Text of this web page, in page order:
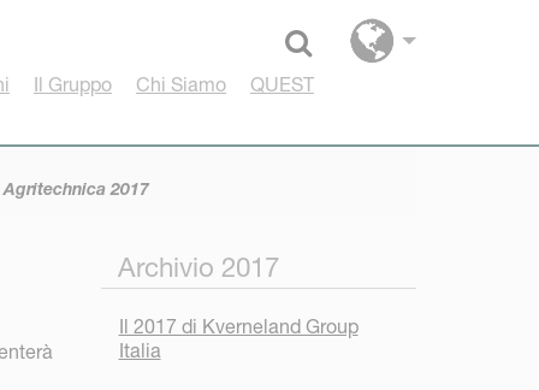
Select language
Il Gruppo Chi Siamo QUEST
2017
Archivio 2017
Il 2017 di Kverneland Group
Italia